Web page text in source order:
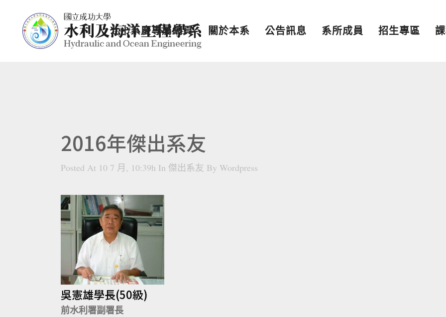
七十系慶專屬網頁 關於本系 公告訊息 系所成員 招生專區
2016年傑出系友
Posted At 10 7 月, 10:39h In 傑出系友 By Wordpress
吳憲雄學長(50級)
前水利署副署長